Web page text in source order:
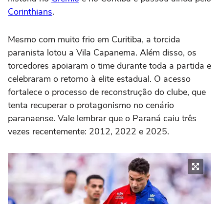
Corinthians.
Mesmo com muito frio em Curitiba, a torcida
paranista lotou a Vila Capanema. Além disso, os
torcedores apoiaram o time durante toda a partida e
celebraram o retorno à elite estadual. O acesso
fortalece o processo de reconstrução do clube, que
tenta recuperar o protagonismo no cenário
paranaense. Vale lembrar que o Paraná caiu três
vezes recentemente: 2012, 2022 e 2025.